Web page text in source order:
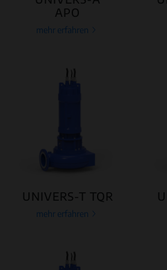
APO
mehr erfahren
UNIVERS-T TQR
mehr erfahren